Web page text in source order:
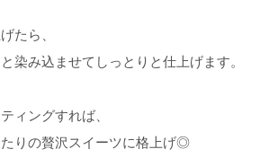
たら、
染み込ませてしっとりと仕上げます。
ィングすれば、
りの贅沢スイーツに格上げ◎